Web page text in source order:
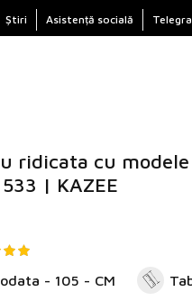
Știri Asistență socială
ridicata cu modele
| KAZEE
- 105 - CM